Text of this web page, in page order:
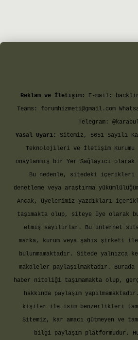
giriş
Reklam ve İletişim: E-mail:
Teams: forumhizmeti@gmail.com
Telegram:
Yasal Uyarı:
Sitemiz, 5651 Sayılı
Teknolojileri ve İletişim Kurumu
onaylanmış bir Yer Sağlayıcı
Bu nedenle, sitedeki içerikleri
denetleme veya araştırma
Ancak, üyelerimiz yazdıkları
taşımakta olup, siteye üye olarak
etmiş sayılırlar. Bu internet
marka, kurum veya şahıs şirketi
bulunmamaktadır. Sitede yalnızca
makaleler paylaşılmaktadır.
haber niteliği taşımamakta olup,
hakkında paylaşım
kişiler ile isim benzerlikleri
Sitemiz, kar amacı gütmeyen ve
bilgi paylaşım platformudur.